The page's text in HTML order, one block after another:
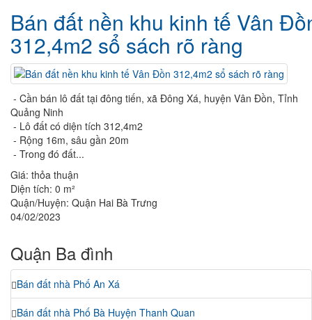
Bán đất nền khu kinh tế Vân
312,4m2 sổ sách rõ ràng
- Cần bán lô đất tại đông tiến, xã Đông Xá, huyện Vân Đồn, Tỉnh
Quảng Ninh
- Lô đất có diện tích 312,4m2
- Rộng 16m, sâu gần 20m
- Trong đó đất...
Giá: thỏa thuận
Diện tích: 0 m²
Quận/Huyện: Quận Hai Bà Trưng
04/02/2023
Quận Ba đình
Bán đất nhà Phố An Xá
Bán đất nhà Phố Bà Huyện Thanh Quan